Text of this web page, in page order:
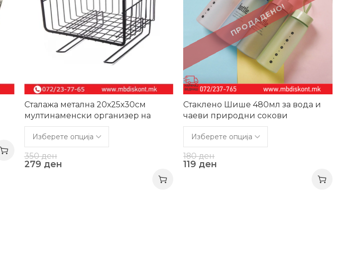
Сталажа метална 20х25х30см
мултинаменски организер на
закачување
350ден
279 ден
ПРОДАДЕНО!
Стаклено Шише 480мл за вода и
чаеви природни сокови
180ден
119 ден